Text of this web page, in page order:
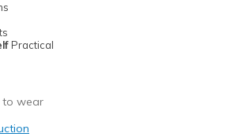
I'm Into Shoes
Practical
to wear